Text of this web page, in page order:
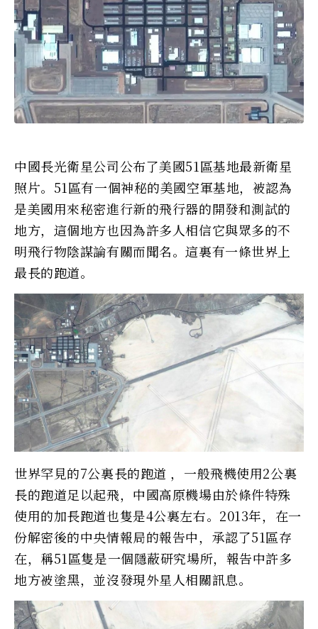
中國長光衛星公司公布了美國51區基地最新衛星
照片。51區有一個神秘的美國空軍基地，被認為
是美國用來秘密進行新的飛行器的開發和測試的
地方，這個地方也因為許多人相信它與眾多的不
明飛行物陰謀論有關而聞名。這裏有一條世界上
最長的跑道。
世界罕見的7公裏長的跑道 ，一般飛機使用2公裏
長的跑道足以起飛，中國高原機場由於條件特殊
使用的加長跑道也隻是4公裏左右。2013年，在一
份解密後的中央情報局的報告中，承認了51區存
在，稱51區隻是一個隱蔽研究場所，報告中許多
地方被塗黑，並沒發現外星人相關訊息。